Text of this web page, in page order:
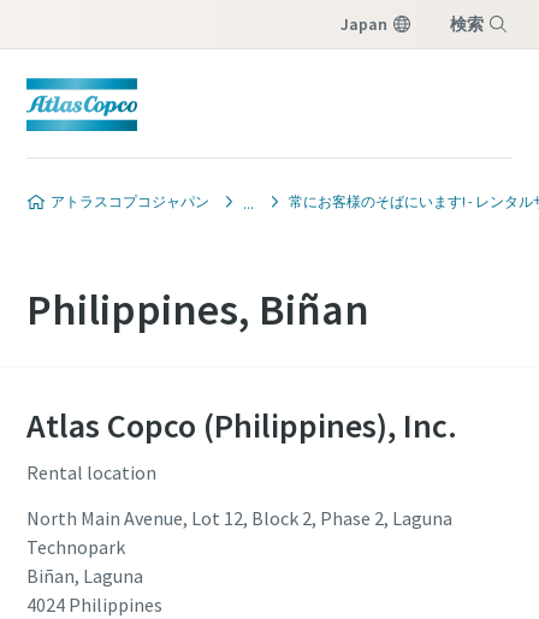
Japan 検索
アトラスコプコジャパン 常にお客様のそばにいます! - レンタル
Philippines, Biñan
Atlas Copco (Philippines), Inc.
Rental location
North Main Avenue, Lot 12, Block 2, Phase 2, Laguna
Technopark
Biñan, Laguna
4024 Philippines